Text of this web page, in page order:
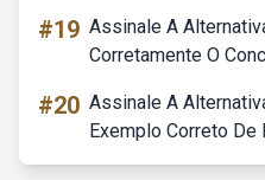
#19 Assinale A
Corretamente O
#20 Assinale A
Exemplo Correto De